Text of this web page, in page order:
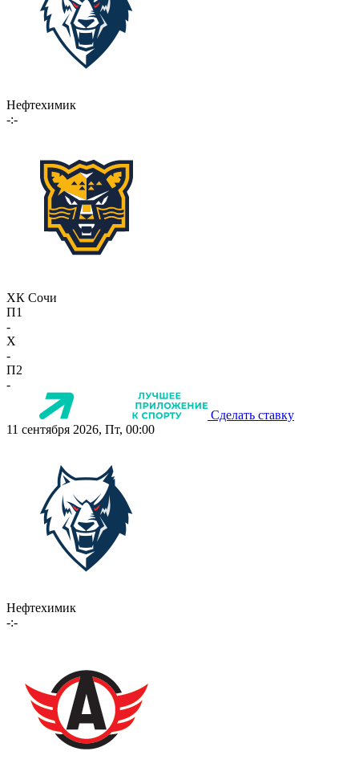
Нефтехимик
-:-
ХК Сочи
П1
-
X
-
П2
-
Сделать ставку
11 сентября 2026, Пт, 00:00
Нефтехимик
-:-